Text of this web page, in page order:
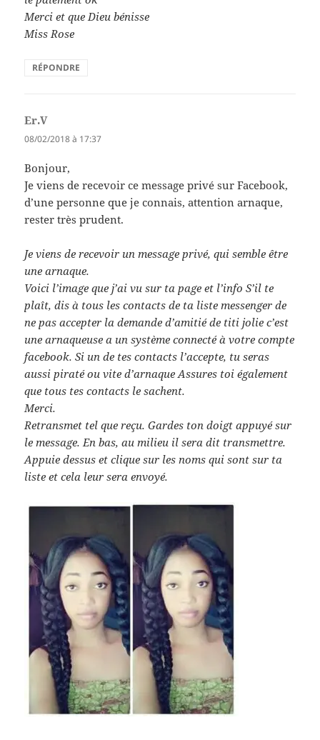
Merci et que Dieu bénisse
Miss Rose
RÉPONDRE
Er.Vdit :
08/02/2018 à 17:37
Bonjour,
Je viens de recevoir ce message privé sur Facebook,
d’une personne que je connais, attention arnaque,
rester très prudent.
Je viens de recevoir un message privé, qui semble être
une arnaque.
Voici l’image que j’ai vu sur ta page et l’info S’il te
plaît, dis à tous les contacts de ta liste messenger de
ne pas accepter la demande d’amitié de titi jolie c’est
une arnaqueuse a un système connecté à votre compte
facebook. Si un de tes contacts l’accepte, tu seras
aussi piraté ou vite d’arnaque Assures toi également
que tous tes contacts le sachent.
Merci.
Retransmet tel que reçu. Gardes ton doigt appuyé sur
le message. En bas, au milieu il sera dit transmettre.
Appuie dessus et clique sur les noms qui sont sur ta
liste et cela leur sera envoyé.